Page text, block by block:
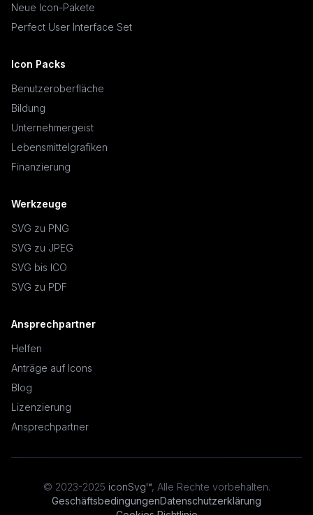
Neue Icon-Pakete
Perfect User Interface Set
Icon Packs
Benutzeroberfläche
Bildung
Unternehmergeist
Lebensmittelgrafiken
Finanzierung
Werkzeuge
SVG zu PNG
SVG zu JPEG
SVG bis ICO
SVG zu PDF
Ansprechpartner
Helfen
Anträge auf Icons
Blog
Lizenzierung
Ansprechpartner
© 2023-2025 iconSvg™, Alle Rechte vorbehalten.
GeschäftsbedingungenDatenschutzerklärung